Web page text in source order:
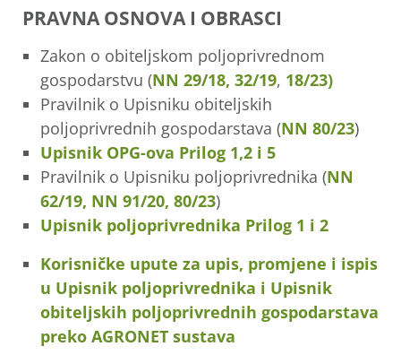
PRAVNA OSNOVA I OBRASCI
Zakon o obiteljskom poljoprivrednom
gospodarstvu (NN 29/18, 32/19, 18/23)
Pravilnik o Upisniku obiteljskih
poljoprivrednih gospodarstava (NN 80/23)
Upisnik OPG-ova Prilog 1,2 i 5
Pravilnik o Upisniku poljoprivrednika (NN
62/19, NN 91/20, 80/23)
Upisnik poljoprivrednika Prilog 1 i 2
Korisničke upute za upis, promjene i ispis
u Upisnik poljoprivrednika i Upisnik
obiteljskih poljoprivrednih gospodarstava
preko AGRONET sustava